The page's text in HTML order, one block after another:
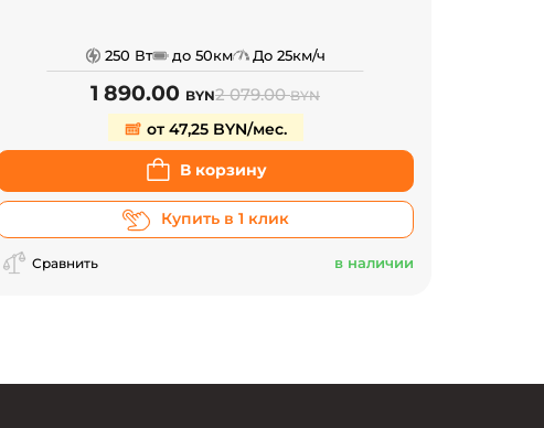
250 Вт до 50км До 25км/ч
1 890.00 BYN2 079.00BYN
от 47,25 BYN/мес.
В корзину
Купить в 1 клик
Сравнить в наличии